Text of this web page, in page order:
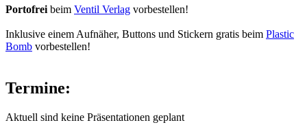
Portofrei beim Ventil Verlag vorbestellen!
Inklusive einem Aufnäher, Buttons und Stickern gratis beim Plastic
Bomb vorbestellen!
Termine:
Aktuell sind keine Präsentationen geplant